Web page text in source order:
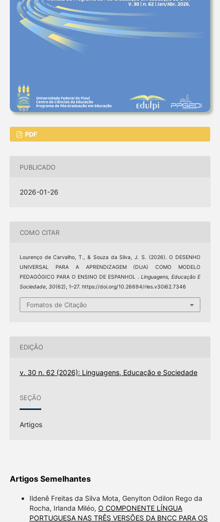
PDF
PUBLICADO
2026-01-26
COMO CITAR
Lourenço de Carvalho, T., & Souza da Silva, J. S. (2026). O DESENHO
UNIVERSAL PARA A APRENDIZAGEM (DUA) COMO MODELO
PEDAGÓGICO PARA O ENSINO DE ESPANHOL .Linguagens, Educação E
Sociedade, 30(62), 1–27. https://doi.org/10.26694/rles.v30i62.7346
Fomatos de Citação
EDIÇÃO
v. 30 n. 62 (2026): Linguagens, Educação e Sociedade
SEÇÃO
Artigos
Artigos Semelhantes
Ildenê Freitas da Silva Mota, Genylton Odilon Rego da
Rocha, Irlanda Miléo, O COMPONENTE LÍNGUA
PORTUGUESA NAS TRÊS VERSÕES DA BNCC PARA OS